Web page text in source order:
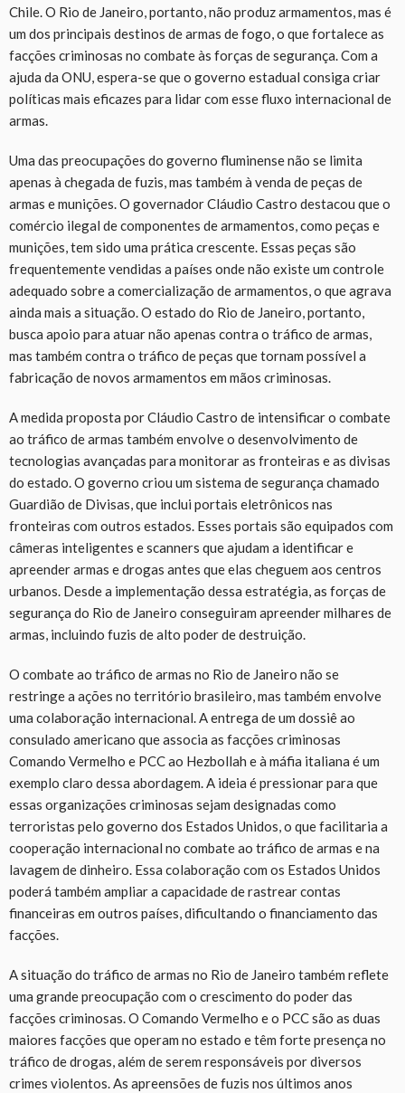
Chile. O Rio de Janeiro, portanto, não produz armamentos, mas é
um dos principais destinos de armas de fogo, o que fortalece as
facções criminosas no combate às forças de segurança. Com a
ajuda da ONU, espera-se que o governo estadual consiga criar
políticas mais eficazes para lidar com esse fluxo internacional de
armas.
Uma das preocupações do governo fluminense não se limita
apenas à chegada de fuzis, mas também à venda de peças de
armas e munições. O governador Cláudio Castro destacou que o
comércio ilegal de componentes de armamentos, como peças e
munições, tem sido uma prática crescente. Essas peças são
frequentemente vendidas a países onde não existe um controle
adequado sobre a comercialização de armamentos, o que agrava
ainda mais a situação. O estado do Rio de Janeiro, portanto,
busca apoio para atuar não apenas contra o tráfico de armas,
mas também contra o tráfico de peças que tornam possível a
fabricação de novos armamentos em mãos criminosas.
A medida proposta por Cláudio Castro de intensificar o combate
ao tráfico de armas também envolve o desenvolvimento de
tecnologias avançadas para monitorar as fronteiras e as divisas
do estado. O governo criou um sistema de segurança chamado
Guardião de Divisas, que inclui portais eletrônicos nas
fronteiras com outros estados. Esses portais são equipados com
câmeras inteligentes e scanners que ajudam a identificar e
apreender armas e drogas antes que elas cheguem aos centros
urbanos. Desde a implementação dessa estratégia, as forças de
segurança do Rio de Janeiro conseguiram apreender milhares de
armas, incluindo fuzis de alto poder de destruição.
O combate ao tráfico de armas no Rio de Janeiro não se
restringe a ações no território brasileiro, mas também envolve
uma colaboração internacional. A entrega de um dossiê ao
consulado americano que associa as facções criminosas
Comando Vermelho e PCC ao Hezbollah e à máfia italiana é um
exemplo claro dessa abordagem. A ideia é pressionar para que
essas organizações criminosas sejam designadas como
terroristas pelo governo dos Estados Unidos, o que facilitaria a
cooperação internacional no combate ao tráfico de armas e na
lavagem de dinheiro. Essa colaboração com os Estados Unidos
poderá também ampliar a capacidade de rastrear contas
financeiras em outros países, dificultando o financiamento das
facções.
A situação do tráfico de armas no Rio de Janeiro também reflete
uma grande preocupação com o crescimento do poder das
facções criminosas. O Comando Vermelho e o PCC são as duas
maiores facções que operam no estado e têm forte presença no
tráfico de drogas, além de serem responsáveis por diversos
crimes violentos. As apreensões de fuzis nos últimos anos